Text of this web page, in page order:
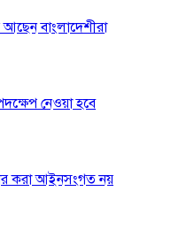
বাংলাদেশীরা
নেওয়া হবে
করা আইনসংগত নয়